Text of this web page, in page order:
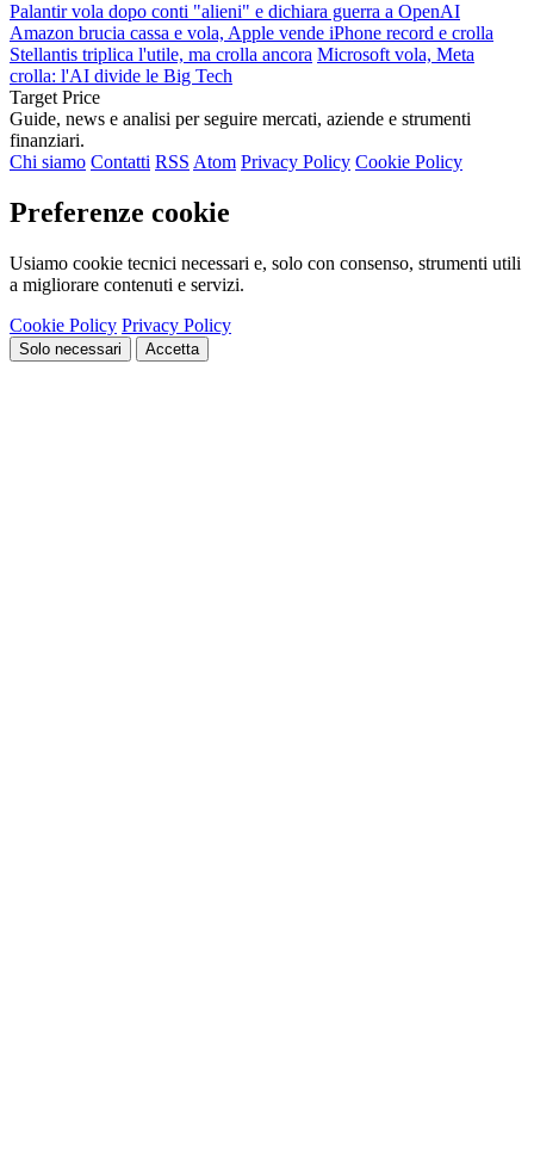
Palantir vola dopo conti "alieni" e dichiara guerra a OpenAI
Amazon brucia cassa e vola, Apple vende iPhone record e crolla
Stellantis triplica l'utile, ma crolla ancora Microsoft vola, Meta
crolla: l'AI divide le Big Tech
Target Price
Guide, news e analisi per seguire mercati, aziende e strumenti
finanziari.
Chi siamo Contatti RSS Atom Privacy Policy Cookie Policy
Preferenze cookie
Usiamo cookie tecnici necessari e, solo con consenso, strumenti utili
a migliorare contenuti e servizi.
Cookie Policy Privacy Policy
Solo necessari Accetta